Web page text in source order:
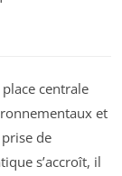
centrale
et
de
s’accroît, il